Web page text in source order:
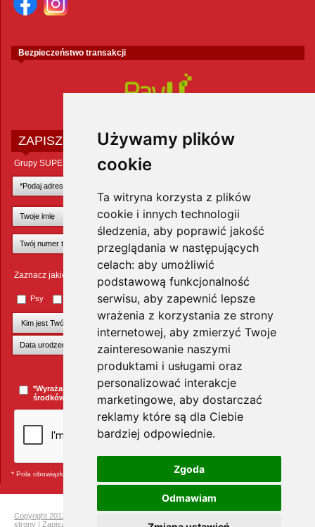
Używamy plików
cookie
Ta witryna korzysta z plików
cookie i innych technologii
śledzenia, aby poprawić jakość
przeglądania w następujących
celach: aby umożliwić
podstawową funkcjonalność
serwisu, aby zapewnić lepsze
wrażenia z korzystania ze strony
internetowej, aby zmierzyć Twoje
zainteresowanie naszymi
produktami i usługami oraz
personalizować interakcje
marketingowe, aby dostarczać
reklamy które są dla Ciebie
bardziej odpowiednie.
Zgoda
Odmawiam
Bezpieczeństwo transakcji
ZAPISZ SIĘ DO NEWSLETTERA
Grupy SUPER ZOO POLAND Sp. z o.o.
Zaznacz jakie zwierzęta Cię interesują
Psy Małe ssaki Ptaki Inne zwierzęta
+Dodaj kolejnego pupila
*Wyrażam zgodę na przesyłanie informacji handlowych za pomocą
środków komunikacji elektronicznej. więcej »
* Pola obowiązkowe
Copyright 2012 Telekarma
strony | Zapisz się do newslettera i odbierz rabat na kolejne zakupy